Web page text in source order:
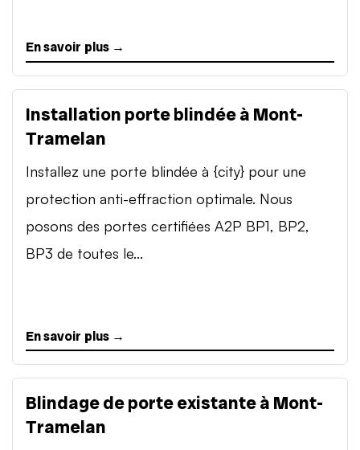
En savoir plus →
Installation porte blindée à Mont-
Tramelan
Installez une porte blindée à {city} pour une
protection anti-effraction optimale. Nous
posons des portes certifiées A2P BP1, BP2,
BP3 de toutes le...
En savoir plus →
Blindage de porte existante à Mont-
Tramelan